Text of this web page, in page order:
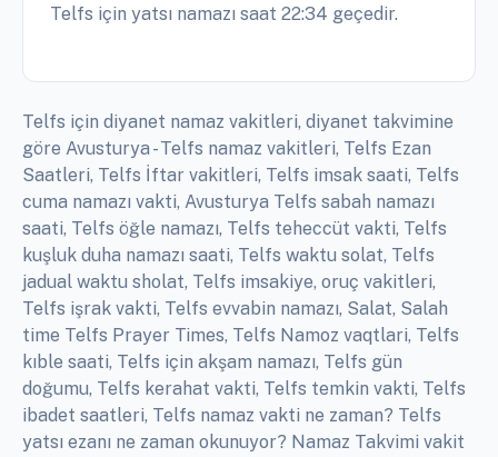
Telfs için yatsı namazı saat 22:34 geçedir.
Telfs için diyanet namaz vakitleri, diyanet takvimine
göre Avusturya - Telfs namaz vakitleri, Telfs Ezan
Saatleri, Telfs İftar vakitleri, Telfs imsak saati, Telfs
cuma namazı vakti, Avusturya Telfs sabah namazı
saati, Telfs öğle namazı, Telfs teheccüt vakti, Telfs
kuşluk duha namazı saati, Telfs waktu solat, Telfs
jadual waktu sholat, Telfs imsakiye, oruç vakitleri,
Telfs işrak vakti, Telfs evvabin namazı, Salat, Salah
time Telfs Prayer Times, Telfs Namoz vaqtlari, Telfs
kıble saati, Telfs için akşam namazı, Telfs gün
doğumu, Telfs kerahat vakti, Telfs temkin vakti, Telfs
ibadet saatleri, Telfs namaz vakti ne zaman? Telfs
yatsı ezanı ne zaman okunuyor? Namaz Takvimi vakit